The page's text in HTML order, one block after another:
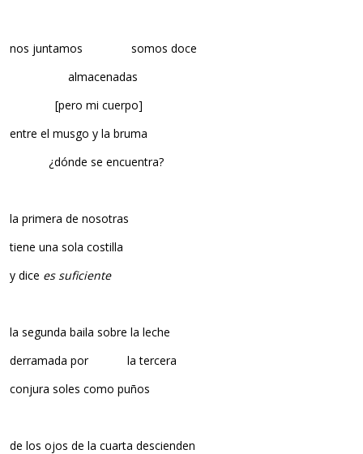
nos juntamos somos doce
almacenadas
[pero mi cuerpo]
entre el musgo y la bruma
¿dónde se encuentra?
la primera de nosotras
tiene una sola costilla
y dice es suficiente
la segunda baila sobre la leche
derramada por la tercera
conjura soles como puños
de los ojos de la cuarta descienden